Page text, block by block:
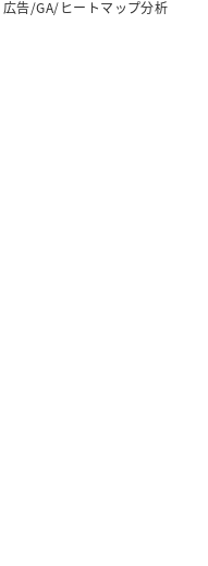
広告/GA/ヒートマップ分析